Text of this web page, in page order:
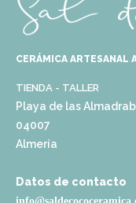
CERÁMICA ARTESANAL
TIENDA - TALLER
Playa de las
04007
Almería
Datos de contacto